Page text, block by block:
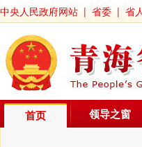
中央人民政府网站 | 省委 | 省
首页 领导之窗